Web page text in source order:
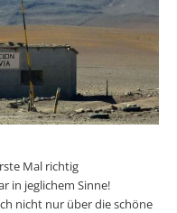
Mal richtig
in jeglichem Sinne!
nicht nur über die schöne